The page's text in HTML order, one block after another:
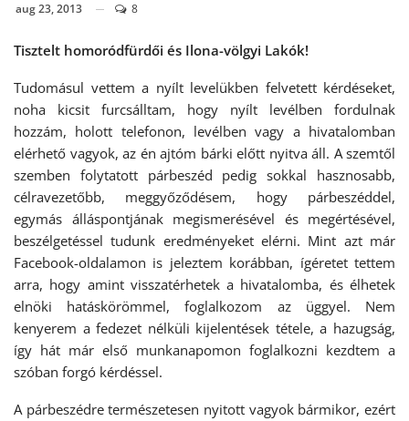
aug 23, 2013 8
Tisztelt homoródfürdői és Ilona-völgyi Lakók!
Tudomásul vettem a nyílt levelükben felvetett kérdéseket,
noha kicsit furcsálltam, hogy nyílt levélben fordulnak
hozzám, holott telefonon, levélben vagy a hivatalomban
elérhető vagyok, az én ajtóm bárki előtt nyitva áll. A szemtől
szemben folytatott párbeszéd pedig sokkal hasznosabb,
célravezetőbb, meggyőződésem, hogy párbeszéddel,
egymás álláspontjának megismerésével és megértésével,
beszélgetéssel tudunk eredményeket elérni. Mint azt már
Facebook-oldalamon is jeleztem korábban, ígéretet tettem
arra, hogy amint visszatérhetek a hivatalomba, és élhetek
elnöki hatáskörömmel, foglalkozom az üggyel. Nem
kenyerem a fedezet nélküli kijelentések tétele, a hazugság,
így hát már első munkanapomon foglalkozni kezdtem a
szóban forgó kérdéssel.
A párbeszédre természetesen nyitott vagyok bármikor, ezért